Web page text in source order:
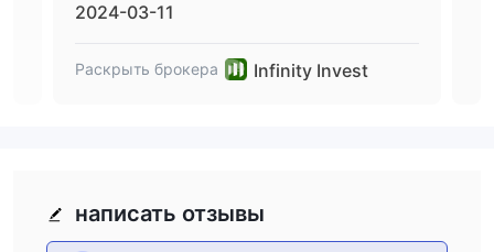
2024-03-11
Раскрыть брокера Infinity Invest
написать отзывы